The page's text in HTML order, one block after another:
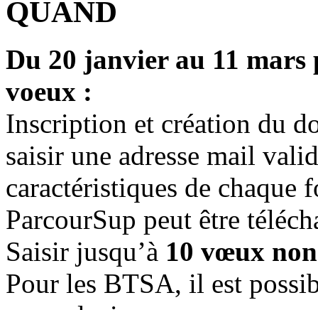
QUAND
Du 20 janvier au 11 mars
voeux :
Inscription et création du
saisir une adresse mail
caractéristiques de
ParcourSup peut être
Saisir jusqu’à 10 vœux non
Pour les BTSA, il est